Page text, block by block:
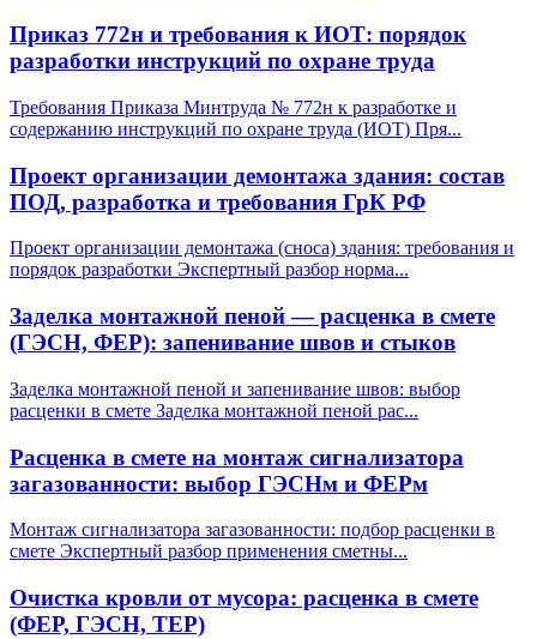
Приказ 772н и требования к ИОТ: порядок
разработки инструкций по охране труда
Требования Приказа Минтруда № 772н к разработке и
содержанию инструкций по охране труда (ИОТ) Пря...
Проект организации демонтажа здания: состав
ПОД, разработка и требования ГрК РФ
Проект организации демонтажа (сноса) здания: требования и
порядок разработки Экспертный разбор норма...
Заделка монтажной пеной — расценка в смете
(ГЭСН, ФЕР): запенивание швов и стыков
Заделка монтажной пеной и запенивание швов: выбор
расценки в смете Заделка монтажной пеной рас...
Расценка в смете на монтаж сигнализатора
загазованности: выбор ГЭСНм и ФЕРм
Монтаж сигнализатора загазованности: подбор расценки в
смете Экспертный разбор применения сметны...
Очистка кровли от мусора: расценка в смете
(ФЕР, ГЭСН, ТЕР)